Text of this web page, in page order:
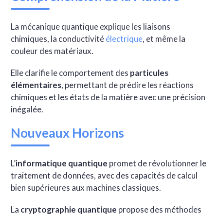
La mécanique quantique explique les liaisons
chimiques, la conductivitéélectrique, et même la
couleur des matériaux.
Elle clarifie le comportement des particules
élémentaires, permettant de prédire les réactions
chimiques et les états de la matière avec une précision
inégalée.
Nouveaux Horizons
L’informatique quantique promet de révolutionner le
traitement de données, avec des capacités de calcul
bien supérieures aux machines classiques.
La cryptographie quantique propose des méthodes